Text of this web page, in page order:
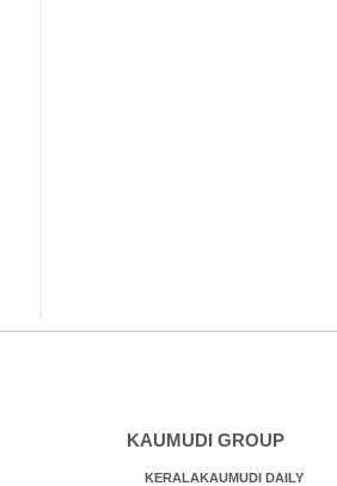
KAUMUDI GROUP
KERALAKAUMUDI DAILY